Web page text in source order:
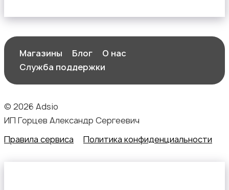
Магазины Блог
О нас
Служба поддержки
© 2026 Adsio
ИП Горцев Александр Сергеевич
Правила сервиса
Политика конфиденциальности